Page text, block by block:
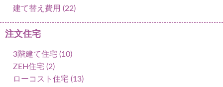
建て替え費用 (22)
注文住宅
3階建て住宅 (10)
ZEH住宅 (2)
ローコスト住宅 (13)